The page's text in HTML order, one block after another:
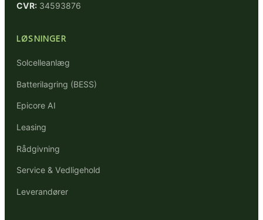
CVR: 34593876
LØSNINGER
Solcelleanlæg
Batterilagring (BESS)
Epicore AI
Leasing
Rådgivning
Service & Vedligehold
Leverandører